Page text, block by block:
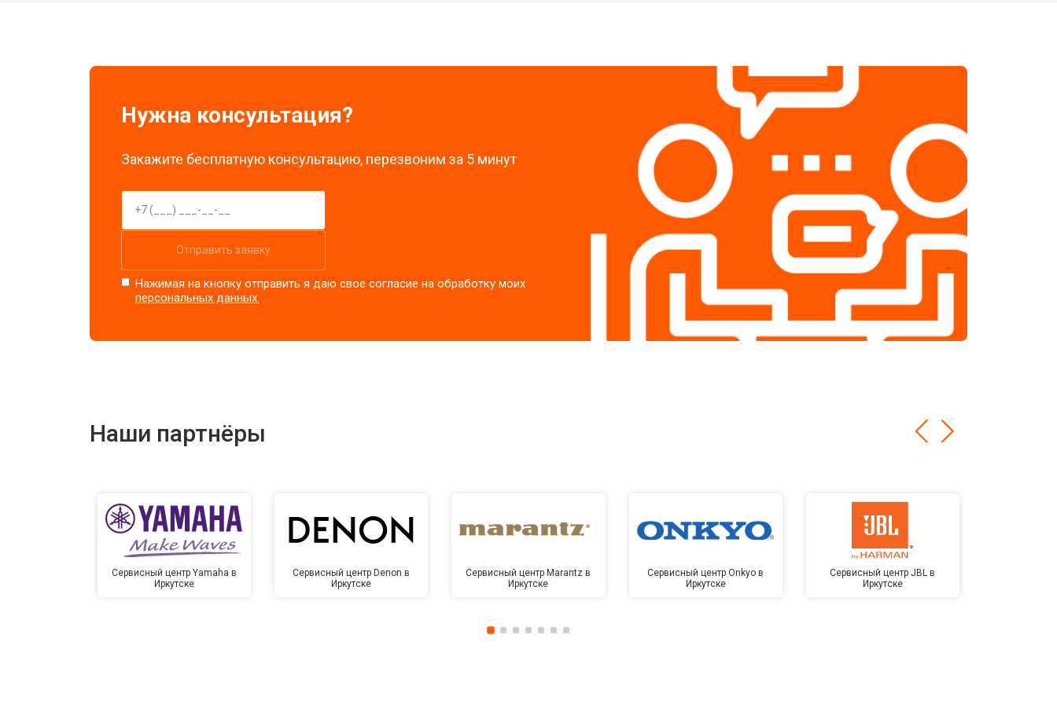
Нужна консультация?
Закажите бесплатную консультацию, перезвоним за 5 минут
Отправить заявку
Нажимая на кнопку отправить я даю свое согласие на обработку моих
персональных данных.
Наши партнёры
Сервисный центр Yamaha в
Иркутске
Сервисный центр Denon в
Иркутске
Сервисный центр Marantz в
Иркутске
Сервисный центр Onkyo в
Иркутске
Сервисный центр JBL в
Иркутске